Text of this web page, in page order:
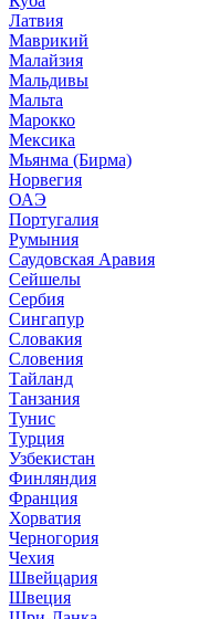
Латвия
Маврикий
Малайзия
Мальдивы
Мальта
Марокко
Мексика
Мьянма (Бирма)
Норвегия
ОАЭ
Португалия
Румыния
Саудовская Аравия
Сейшелы
Сербия
Сингапур
Словакия
Словения
Тайланд
Танзания
Тунис
Турция
Узбекистан
Финляндия
Франция
Хорватия
Черногория
Чехия
Швейцария
Швеция